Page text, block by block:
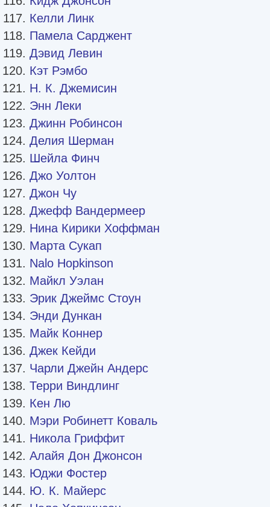
Келли Линк
Памела Сарджент
Дэвид Левин
Кэт Рэмбо
Н. К. Джемисин
Энн Леки
Джинн Робинсон
Делия Шерман
Шейла Финч
Джо Уолтон
Джон Чу
Джефф Вандермеер
Нина Кирики Хоффман
Марта Сукап
Nalo Hopkinson
Майкл Уэлан
Эрик Джеймс Стоун
Энди Дункан
Майк Коннер
Джек Кейди
Чарли Джейн Андерс
Терри Виндлинг
Кен Лю
Мэри Робинетт Коваль
Никола Гриффит
Алайя Дон Джонсон
Юджи Фостер
Ю. К. Майерс